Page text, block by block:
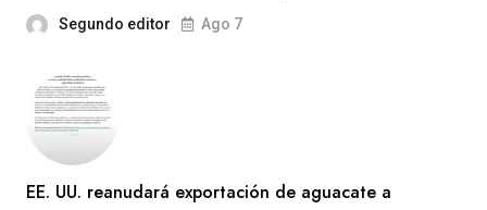
Segundo editor Ago 7
EE. UU. reanudará exportación de aguacate a